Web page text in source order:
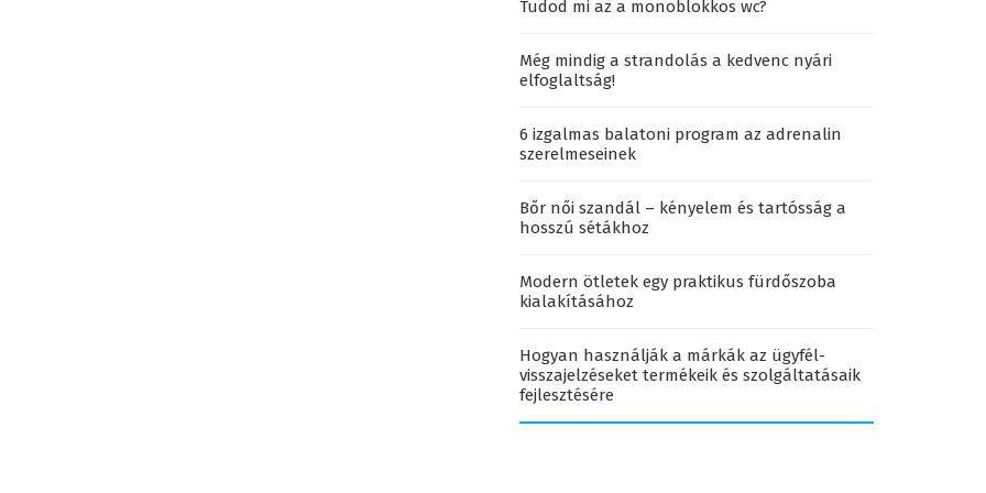
Tudod mi az a monoblokkos wc?
Még mindig a strandolás a kedvenc nyári
elfoglaltság!
6 izgalmas balatoni program az adrenalin
szerelmeseinek
Bőr női szandál – kényelem és tartósság a
hosszú sétákhoz
Modern ötletek egy praktikus fürdőszoba
kialakításához
Hogyan használják a márkák az ügyfél-
visszajelzéseket termékeik és szolgáltatásaik
fejlesztésére